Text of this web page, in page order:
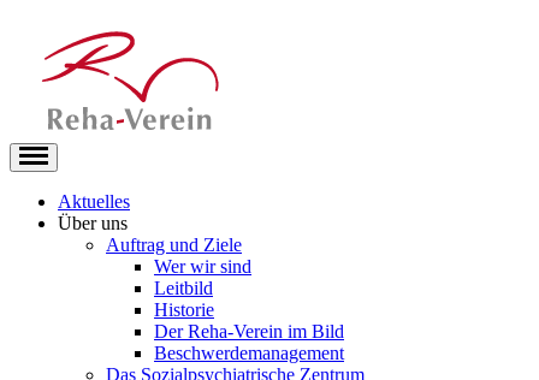
Aktuelles
Über uns
Auftrag und Ziele
Wer wir sind
Leitbild
Historie
Der Reha-Verein im Bild
Beschwerdemanagement
Das Sozialpsychiatrische Zentrum